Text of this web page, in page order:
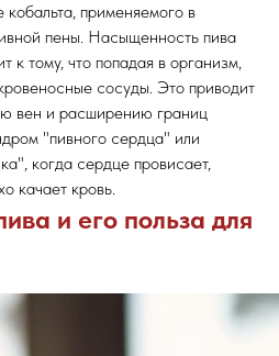
применяемого в
пены. Насыщенность пива
к тому, что попадая в организм,
сосуды. Это приводит
вен и расширению границ
"пивного сердца" или
когда сердце провисает,
качает кровь.
и его польза для